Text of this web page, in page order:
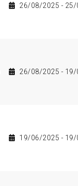
26/08/2025 - 25/
26/08/2025 - 19/
19/06/2025 - 19/